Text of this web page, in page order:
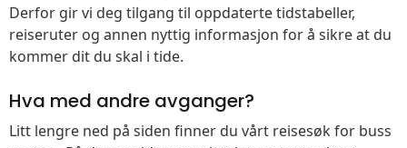
Derfor gir vi deg tilgang til oppdaterte tidstabeller,
reiseruter og annen nyttig informasjon for å sikre at du
kommer dit du skal i tide.
Hva med andre avganger?
Litt lengre ned på siden finner du vårt reisesøk for buss